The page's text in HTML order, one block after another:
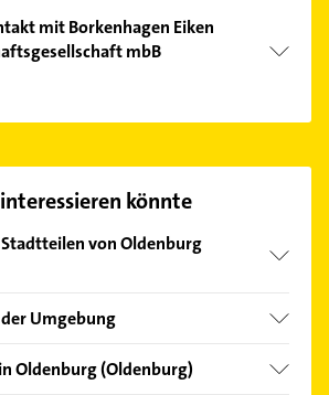
mit Borkenhagen Eiken
mbB
Bereich auswählen. Hier
könnte
von Oldenburg
Umgebung
Oldenburg (Oldenburg)